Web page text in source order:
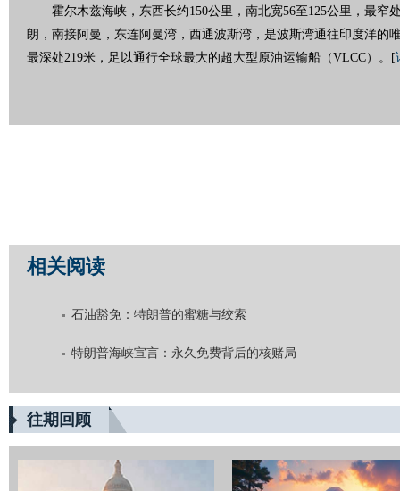
霍尔木兹海峡，东西长约150公里，南北宽56至125公里，最窄
朗，南接阿曼，东连阿曼湾，西通波斯湾，是波斯湾通往印度洋的
最深处219米，足以通行全球最大的超大型原油运输船（VLCC）。
[
相关阅读
石油豁免：特朗普的蜜糖与绞索
特朗普海峡宣言：永久免费背后的核赌局
往期回顾